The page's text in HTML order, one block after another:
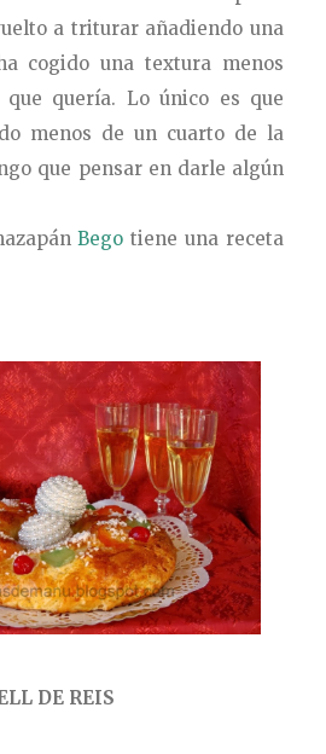
a triturar añadiendo una
cogido una textura menos
que quería. Lo único es que
menos de un cuarto de la
que pensar en darle algún
Bego tiene una receta
DE REIS